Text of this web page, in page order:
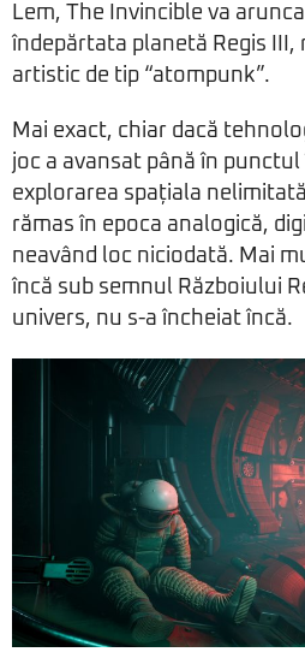
Lem, The Invincible va
îndepărtata planetă Regis
artistic de tip “atompunk”.
Mai exact, chiar dacă
joc a avansat până în
explorarea spațiala
rămas în epoca analogică,
neavând loc niciodată. Mai
încă sub semnul Războiului
univers, nu s-a încheiat încă.